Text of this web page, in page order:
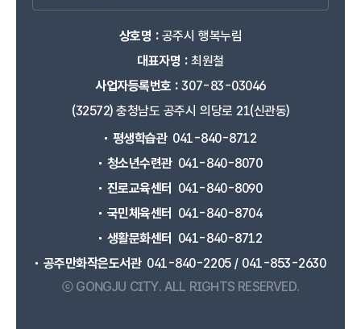
상호명 :공주시 행복누림
대표자명 :최원철
사업자등록번호 :307-83-03046
(32572) 충청남도 공주시 의당로 21(신관동)
평생학습관 041-840-8712
청소년수련관 041-840-8070
진로교육센터
041-840-8090
국민체육센터
041-840-8704
생활문화센터
041-840-8712
공주만화작은도서관 041-840-2205 / 041-853-2630
ⓒ GONGJU CITY. ALL RIGHTS RESERVED.